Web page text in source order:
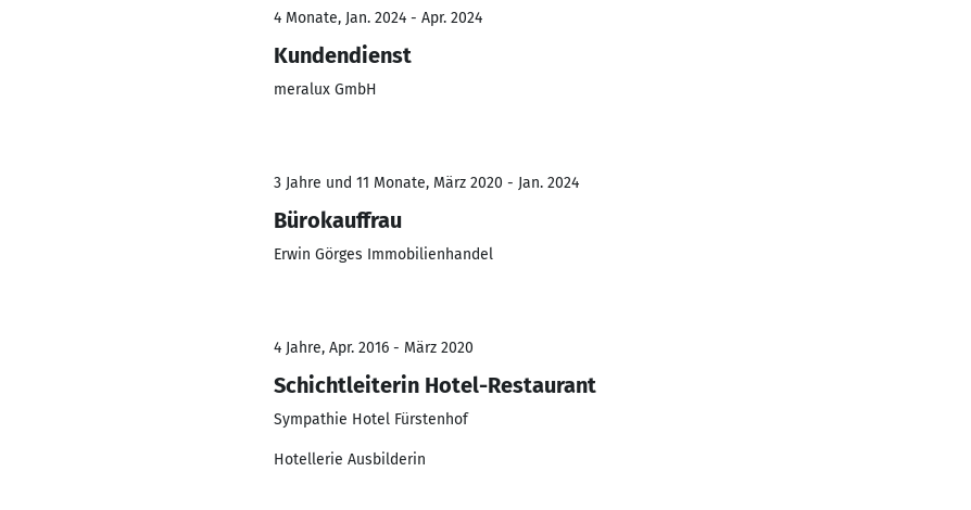
4 Monate, Jan. 2024 - Apr. 2024
Kundendienst
meralux GmbH
3 Jahre und 11 Monate, März 2020 - Jan. 2024
Bürokauffrau
Erwin Görges Immobilienhandel
4 Jahre, Apr. 2016 - März 2020
Schichtleiterin Hotel-Restaurant
Sympathie Hotel Fürstenhof
Hotellerie Ausbilderin